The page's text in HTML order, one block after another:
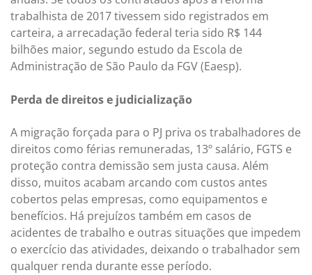
trabalhista de 2017 tivessem sido registrados em
carteira, a arrecadação federal teria sido R$ 144
bilhões maior, segundo estudo da Escola de
Administração de São Paulo da FGV (Eaesp).
Perda de direitos e judicialização
A migração forçada para o PJ priva os trabalhadores de
direitos como férias remuneradas, 13º salário, FGTS e
proteção contra demissão sem justa causa. Além
disso, muitos acabam arcando com custos antes
cobertos pelas empresas, como equipamentos e
benefícios. Há prejuízos também em casos de
acidentes de trabalho e outras situações que impedem
o exercício das atividades, deixando o trabalhador sem
qualquer renda durante esse período.